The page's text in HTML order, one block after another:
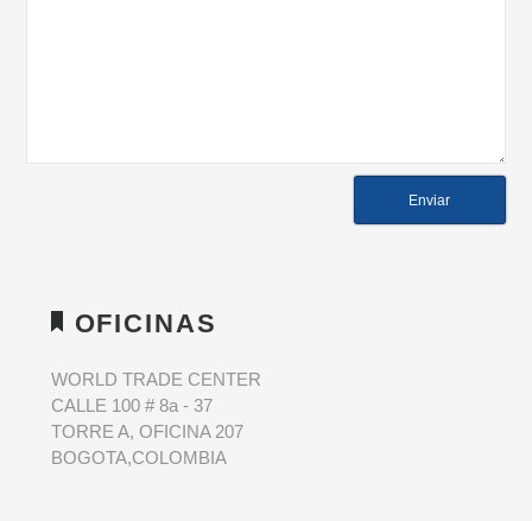
OFICINAS
WORLD TRADE CENTER
CALLE 100 # 8a - 37
TORRE A, OFICINA 207
BOGOTA,COLOMBIA